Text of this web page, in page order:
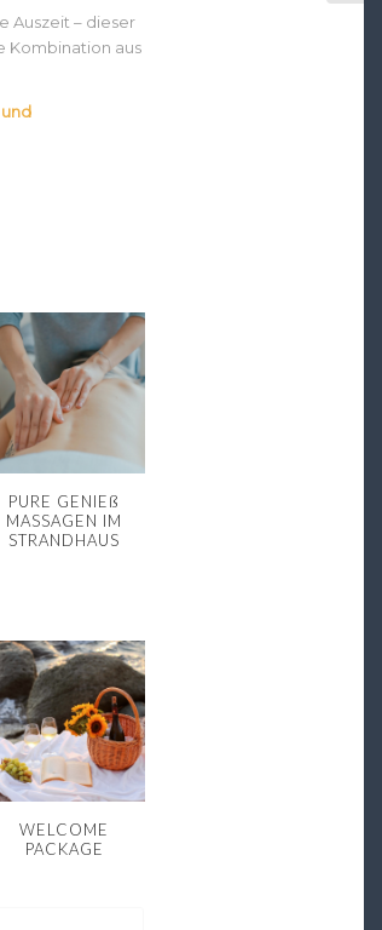
Auszeit – dieser
Kombination aus
PURE GENIEß
MASSAGEN IM
STRANDHAUS
WELCOME
PACKAGE